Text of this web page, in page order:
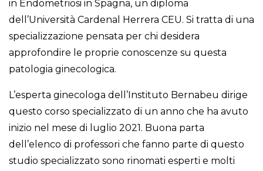
in Endometriosi in Spagna, un diploma
dell’Università Cardenal Herrera CEU. Si tratta di una
specializzazione pensata per chi desidera
approfondire le proprie conoscenze su questa
patologia ginecologica.
L’esperta ginecologa dell’Instituto Bernabeu dirige
questo corso specializzato di un anno che ha avuto
inizio nel mese di luglio 2021. Buona parta
dell’elenco di professori che fanno parte di questo
studio specializzato sono rinomati esperti e molti